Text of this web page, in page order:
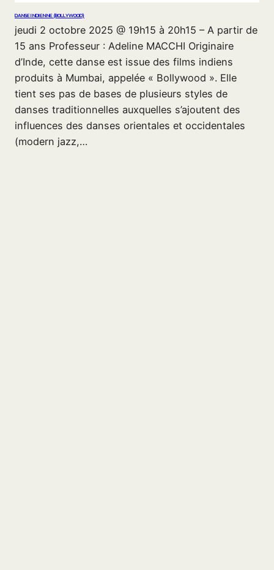
DANSE INDIENNE (BOLLYWOOD)
jeudi 2 octobre 2025 @ 19h15 à 20h15 – A partir de
15 ans Professeur : Adeline MACCHI Originaire
d’Inde, cette danse est issue des films indiens
produits à Mumbai, appelée « Bollywood ». Elle
tient ses pas de bases de plusieurs styles de
danses traditionnelles auxquelles s’ajoutent des
influences des danses orientales et occidentales
(modern jazz,…